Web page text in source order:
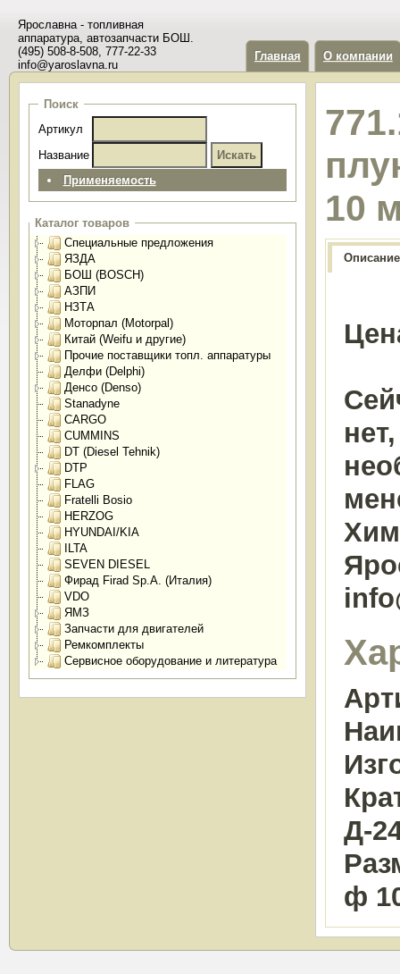
Ярославна - топливная
аппаратура, автозапчасти БОШ.
(495) 508-8-508, 777-22-33
info@yaroslavna.ru
Главная О компании
Поиск
Артикул
Название
Применяемость
Каталог товаров
Специальные предложения
ЯЗДА
БОШ (BOSCH)
АЗПИ
НЗТА
Моторпал (Motorpal)
Китай (Weifu и другие)
Прочие поставщики топл. аппаратуры
Делфи (Delphi)
Денсо (Denso)
Stanadyne
CARGO
CUMMINS
DT (Diesel Tehnik)
DTP
FLAG
Fratelli Bosio
HERZOG
HYUNDAI/KIA
ILTA
SEVEN DIESEL
Фирад Firad Sp.A. (Италия)
VDO
ЯМЗ
Запчасти для двигателей
Ремкомплекты
Сервисное оборудование и литература
10
Описание
Д-
ф